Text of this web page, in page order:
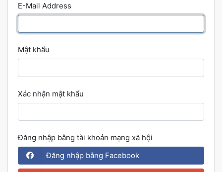
E-Mail Address
Mật khẩu
Xác nhận mật khẩu
Đăng nhập bằng tài khoản mạng xã hội
Đăng nhập bằng Facebook